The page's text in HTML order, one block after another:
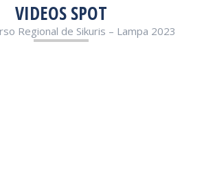
VIDEOS SPOT
Regional de Sikuris – Lampa 2023